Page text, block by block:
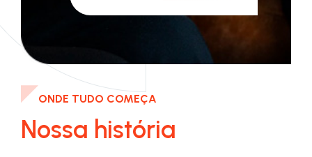
ONDE TUDO COMEÇA
Nossa história